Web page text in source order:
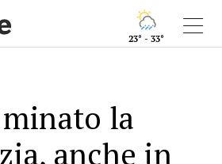
23° - 33°
minato la
anche in